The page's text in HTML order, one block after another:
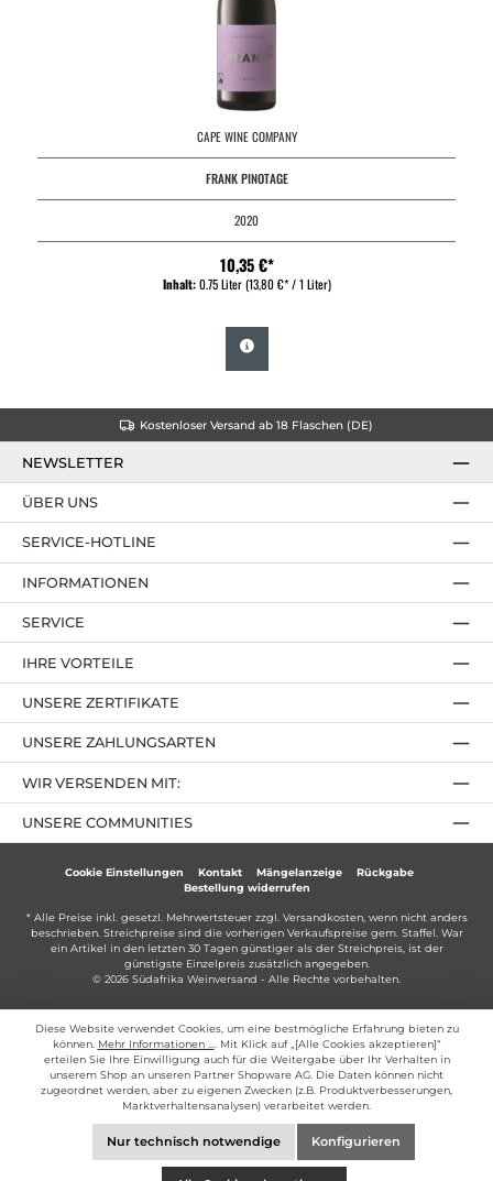
CAPE WINE COMPANY
FRANK PINOTAGE
2020
10,35 €*
Inhalt:0.75 Liter(13,80 €* / 1 Liter)
Kostenloser Versand ab 18 Flaschen (DE)
NEWSLETTER
SERVICE-HOTLINE
IHRE VORTEILE
UNSERE ZAHLUNGSARTEN
ÜBER UNS
UNSERE ZERTIFIKATE
INFORMATIONEN
SERVICE
UNSERE COMMUNITIES
WIR VERSENDEN MIT:
Cookie Einstellungen Kontakt Mängelanzeige
Rückgabe
Bestellung widerrufen
* Alle Preise inkl. gesetzl. Mehrwertsteuer zzgl. Versandkosten, wenn nicht anders
beschrieben. Streichpreise sind die vorherigen Verkaufspreise gem. Staffel. War
ein Artikel in den letzten 30 Tagen günstiger als der Streichpreis, ist der
günstigste Einzelpreis zusätzlich angegeben.
© 2026 Südafrika Weinversand - Alle Rechte vorbehalten.
Diese Website verwendet Cookies, um eine bestmögliche Erfahrung bieten zu
können. Mehr Informationen ...
. Mit Klick auf „[Alle Cookies akzeptieren]“
erteilen Sie Ihre Einwilligung auch für die Weitergabe über Ihr Verhalten in
unserem Shop an unseren Partner Shopware AG. Die Daten können nicht
zugeordnet werden, aber zu eigenen Zwecken (z.B. Produktverbesserungen,
Marktverhaltensanalysen) verarbeitet werden.
Nur technisch notwendige Konfigurieren